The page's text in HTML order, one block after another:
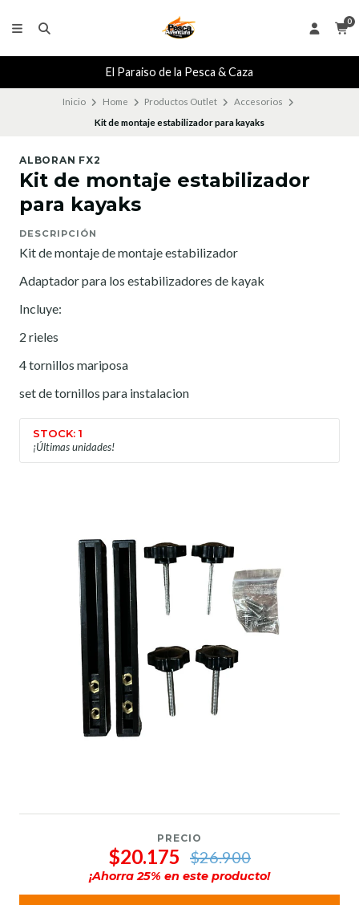
0
El Paraiso de la Pesca & Caza
Inicio Home Productos Outlet
Accesorios
Kit de montaje estabilizador para kayaks
ALBORAN FX2
Kit de montaje estabilizador
para kayaks
DESCRIPCIÓN
Kit de montaje de montaje estabilizador
Adaptador para los estabilizadores de kayak
Incluye:
2 rieles
4 tornillos mariposa
set de tornillos para instalacion
STOCK: 1
¡Últimas unidades!
PRECIO
$20.175 $26.900
¡Ahorra25% en este producto!